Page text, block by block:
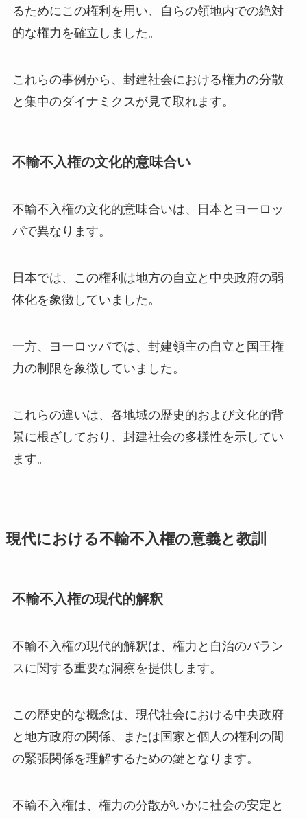
るためにこの権利を用い、自らの領地内での絶対
的な権力を確立しました。
これらの事例から、封建社会における権力の分散
と集中のダイナミクスが見て取れます。
不輸不入権の文化的意味合い
不輸不入権の文化的意味合いは、日本とヨーロッ
パで異なります。
日本では、この権利は地方の自立と中央政府の弱
体化を象徴していました。
一方、ヨーロッパでは、封建領主の自立と国王権
力の制限を象徴していました。
これらの違いは、各地域の歴史的および文化的背
景に根ざしており、封建社会の多様性を示してい
ます。
現代における不輸不入権の意義と教訓
不輸不入権の現代的解釈
不輸不入権の現代的解釈は、権力と自治のバラン
スに関する重要な洞察を提供します。
この歴史的な概念は、現代社会における中央政府
と地方政府の関係、または国家と個人の権利の間
の緊張関係を理解するための鍵となります。
不輸不入権は、権力の分散がいかに社会の安定と